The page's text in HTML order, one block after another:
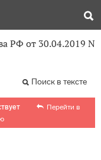
РФ от 30.04.2019 N
Поиск в тексте
Перейти в